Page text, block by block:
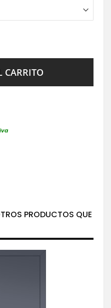
CARRITO
PRODUCTOS QUE